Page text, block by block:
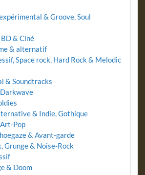
& Groove, Soul
& Ciné
& alternatif
Space rock, Hard Rock & Melodic
& Soundtracks
& Indie, Gothique
Pop
& Avant-garde
Grunge & Noise-Rock
& Doom